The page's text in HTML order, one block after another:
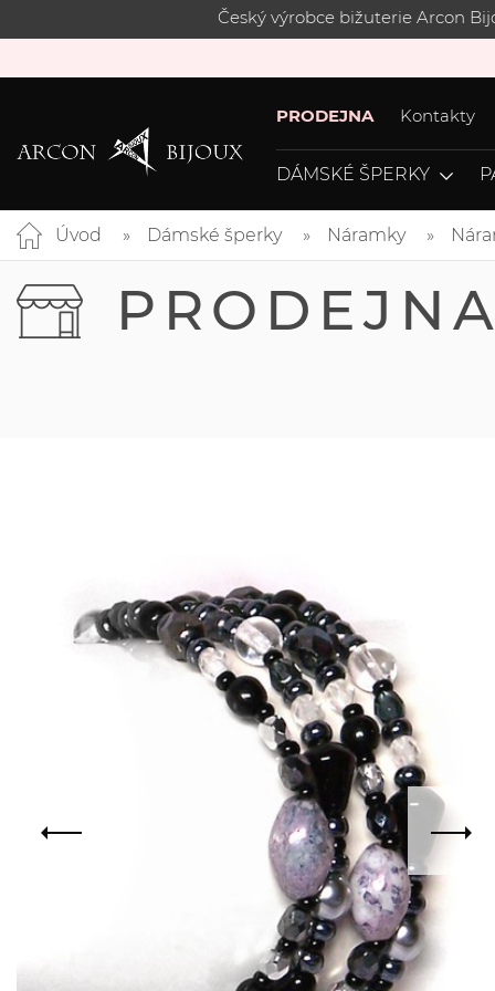
Český výrobce bižuterie Arcon
PRODEJNA Kontakty
DÁMSKÉ ŠPERKY
Úvod Dámské šperky Náramky